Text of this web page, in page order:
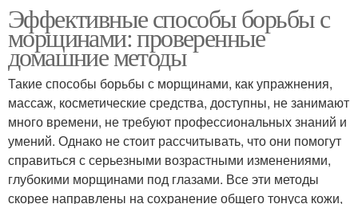
Эффективные способы борьбы с
морщинами: проверенные
домашние методы
Такие способы борьбы с морщинами, как упражнения,
массаж, косметические средства, доступны, не занимают
много времени, не требуют профессиональных знаний и
умений. Однако не стоит рассчитывать, что они помогут
справиться с серьезными возрастными изменениями,
глубокими морщинами под глазами. Все эти методы
скорее направлены на сохранение общего тонуса кожи,